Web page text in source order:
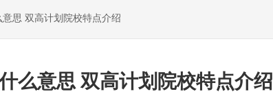
思 双高计划院校特点介绍
么意思 双高计划院校特点介绍